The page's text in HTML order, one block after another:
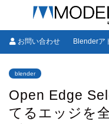
お問い合わせ Blenderア
blender
Open Edge
てるエッジを